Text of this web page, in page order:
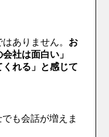
ありません。 お
社は面白い」
くれる」と感じて
も会話が増えま